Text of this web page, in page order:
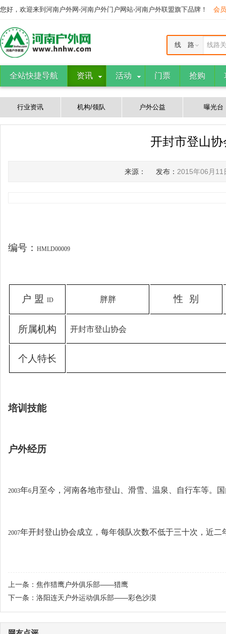
您好，欢迎来到河南户外网-河南户外门户网站-河南户外联盟旗下品牌！ 会
线路
线 路
全站快捷导航 资讯 活动 门票 抢购
行业资讯 机构/领队 户外公益 曝光台
开封市登山
来源： 发布： 2015年06月11
编号： HMLD00009
户 盟 ID 胖胖 性 别
所属机构 开封市登山协会
个 人特长
培训技能
户外经历
2003年6月至今，河南各地市登山、滑雪、温泉、自行车等。
2007年开封登山协会成立，每年领队次数不低于三十次，近
上一条： 焦作猎鹰户外俱乐部——猎鹰
下一条： 洛阳连天户外运动俱乐部——彩色沙漠